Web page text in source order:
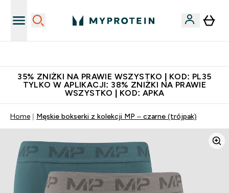
35% ZNIŻKI NA PRAWIE WSZYSTKO | KOD: PL35
TYLKO W APLIKACJI: 38% ZNIŻKI NA PRAWIE
WSZYSTKO | KOD: APKA
Home Męskie bokserki z kolekcji MP – czarne (trójpak)